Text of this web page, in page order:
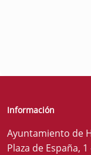
Información
Ayuntamiento de
Plaza de España,